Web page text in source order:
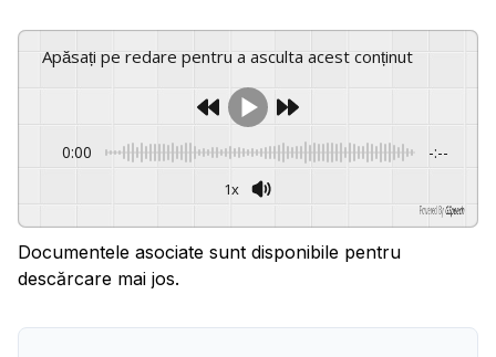
Apăsați pe redare pentru a asculta acest conținut
0:00 -:--
1x
GSpeech
Documentele asociate sunt disponibile pentru
descărcare mai jos.